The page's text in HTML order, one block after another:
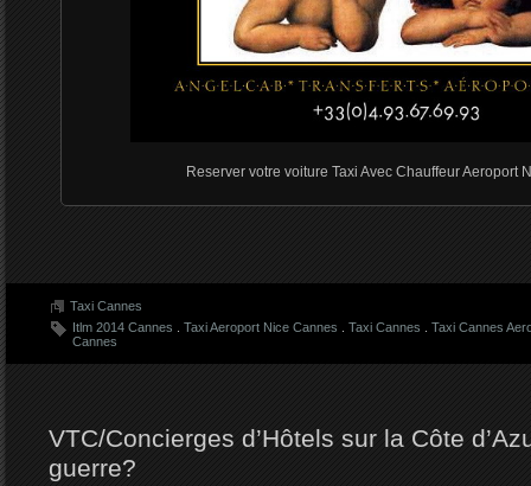
Reserver votre voiture Taxi Avec Chauffeur Aeroport
Taxi Cannes
Itlm 2014 Cannes
Taxi Aeroport Nice Cannes Taxi Cannes
Taxi Cannes
Cannes
VTC/Concierges d’Hôtels sur la Côte
guerre?